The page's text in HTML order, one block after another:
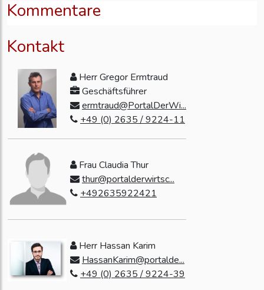
Kommentare
Kontakt
Herr Gregor Ermtraud
Geschäftsführer
ermtraud@PortalDerWi...
+49 (0) 2635 / 9224-11
Frau Claudia Thur
thur@portalderwirtsc...
+492635922421
Herr Hassan Karim
HassanKarim@portalde...
+49 (0) 2635 / 9224-39